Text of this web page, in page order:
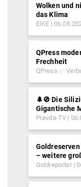
Wolken und
das Klima
EIKE
QPress
Frechheit
QPress ✅
🌲🚫 Die
Gigantische
Pravda-TV
– weitere
Goldreporter